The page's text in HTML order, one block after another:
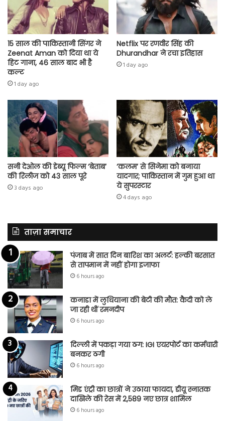
15 साल की पाकिस्तानी सिंगर ने
Zeenat Aman को दिया था ये
हिट गाना, 46 साल बाद भी है
कल्ट
1 day ago
Netflix पर रणवीर सिंह की
Dhurandhar ने रचा इतिहास
1 day ago
सनी देओल की डेब्यू फिल्म ‘बेताब’
की रिलीज को 43 साल पूरे
3 days ago
‘कलम’ से सिनेमा को बनाया
यादगार; पाकिस्तान में गुम हुआ था
ये सुपरस्टार
4 days ago
ताज़ा समाचार
पंजाब में सात दिन बारिश का अलर्ट: हल्की बरसात
से तापमान में नहीं होगा इजाफा
6 hours ago
कनाडा में लुधियाना की बेटी की माैत: कैदी को ले
जा रही थीं रमनदीप
6 hours ago
दिल्ली में पकड़ा गया ठग: IGI एयरपोर्ट का कर्मचारी
बनकर ठगी
6 hours ago
मिड एंट्री का छात्रों ने उठाया फायदा, डीयू स्नातक
दाखिले की रेस में 2,589 नए छात्र शामिल
6 hours ago